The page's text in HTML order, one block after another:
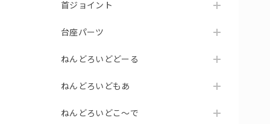
首ジョイント
台座パーツ
ねんどろいどどーる
ねんどろいどもあ
ねんどろいどこ～で